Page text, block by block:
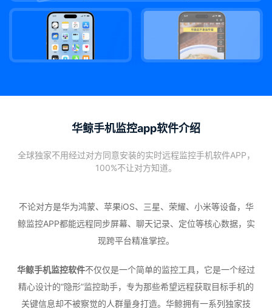
华鲸手机监控app软件介绍
全球独家不用经过对方同意安装的实时远程监控手机软件APP，
100%不让对方知道。
不论对方是华为鸿蒙、苹果iOS、三星、荣耀、小米等设备，华
鲸监控APP都能远程同步屏幕、聊天记录、定位等核心数据，实
现跨平台精准掌控。
华鲸手机监控软件不仅仅是一个简单的监控工具，它是一个经过
精心设计的“隐形”监控助手，专为那些希望远程获取目标手机的
关键信息却不被察觉的人群量身打造。华鲸拥有一系列独家技